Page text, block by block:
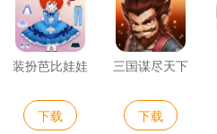
装扮芭比娃娃
下载
三国谋尽天下
下载